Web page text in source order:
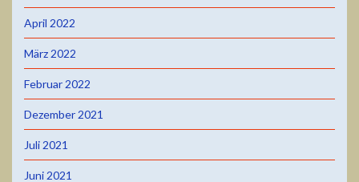
April 2022
März 2022
Februar 2022
Dezember 2021
Juli 2021
Juni 2021